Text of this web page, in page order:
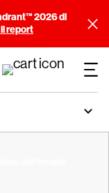
2026 di
report